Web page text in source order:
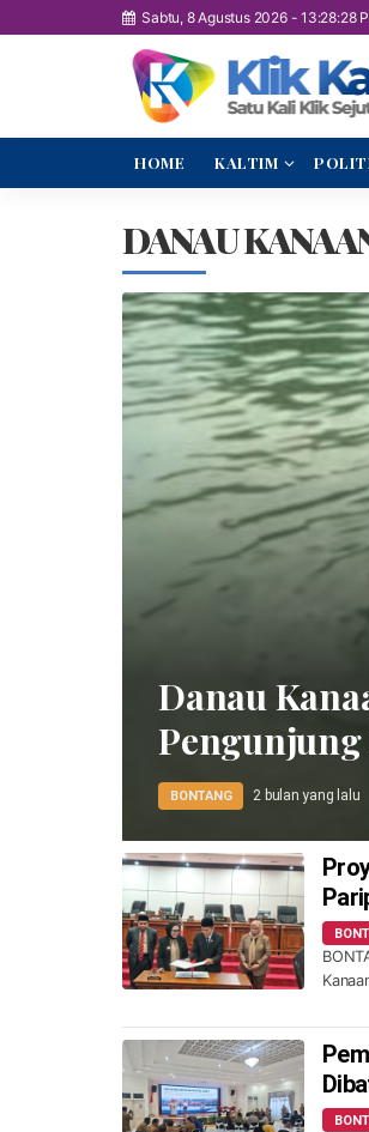
Sabtu, 8 Agustus 2026-13:28:29
HOME KALTIM
DANAU
Danau
BONTANG 2 bulan yang lalu